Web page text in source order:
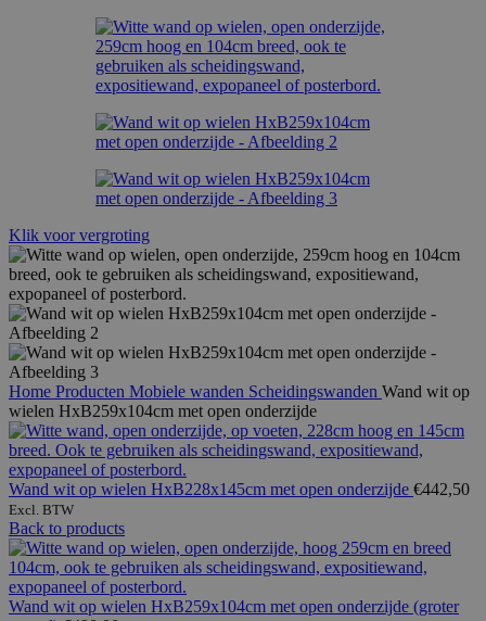
Klik voor vergroting
Home Producten Mobiele wanden Scheidingswanden Wand wit op
wielen HxB259x104cm met open onderzijde
Wand wit op wielen HxB228x145cm met open onderzijde €442,50
Excl. BTW
Back to products
Wand wit op wielen HxB259x104cm met open onderzijde (groter